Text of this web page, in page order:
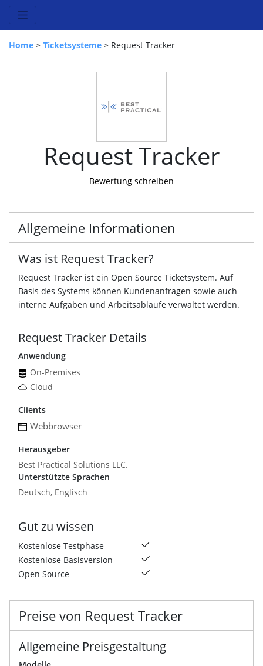
Home > Ticketsysteme > Request Tracker
Request Tracker
Bewertung schreiben
Allgemeine Informationen
Was ist Request Tracker?
Request Tracker ist ein Open Source Ticketsystem. Auf
Basis des Systems können Kundenanfragen sowie auch
interne Aufgaben und Arbeitsabläufe verwaltet werden.
Request Tracker Details
Anwendung
On-Premises
Cloud
Clients
Webbrowser
Herausgeber
Best Practical Solutions LLC.
Unterstützte Sprachen
Deutsch, Englisch
Gut zu wissen
Kostenlose Testphase
Kostenlose Basisversion
Open Source
Preise von Request Tracker
Allgemeine Preisgestaltung